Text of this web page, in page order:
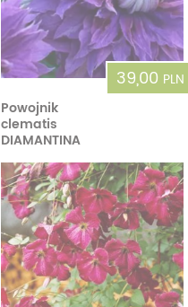
39,00 PLN
Powojnik
clematis
DIAMANTINA